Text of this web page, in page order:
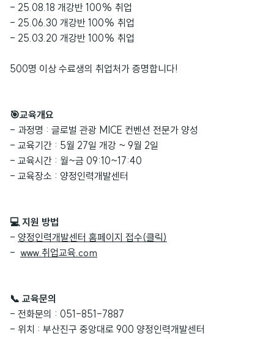
- 25.08.18 개강반 100% 취업
- 25.06.30 개강반 100% 취업
- 25.03.20 개강반 100% 취업
500명 이상 수료생의 취업처가 증명합니다!
🎯교육개요
- 과정명 : 글로벌 관광 MICE 컨벤션 전문가 양성
- 교육기간 : 5월 27일 개강 ~ 9월 2일
- 교육시간 : 월~금 09:10~17:40
- 교육장소 : 양정인력개발센터
💻 지원 방법
- 양정인력개발센터 홈페이지 접수(클릭)
- www.취업교육.com
📞 교육문의
- 전화문의 : 051-851-7887
- 위치 : 부산진구 중앙대로 900 양정인력개발센터